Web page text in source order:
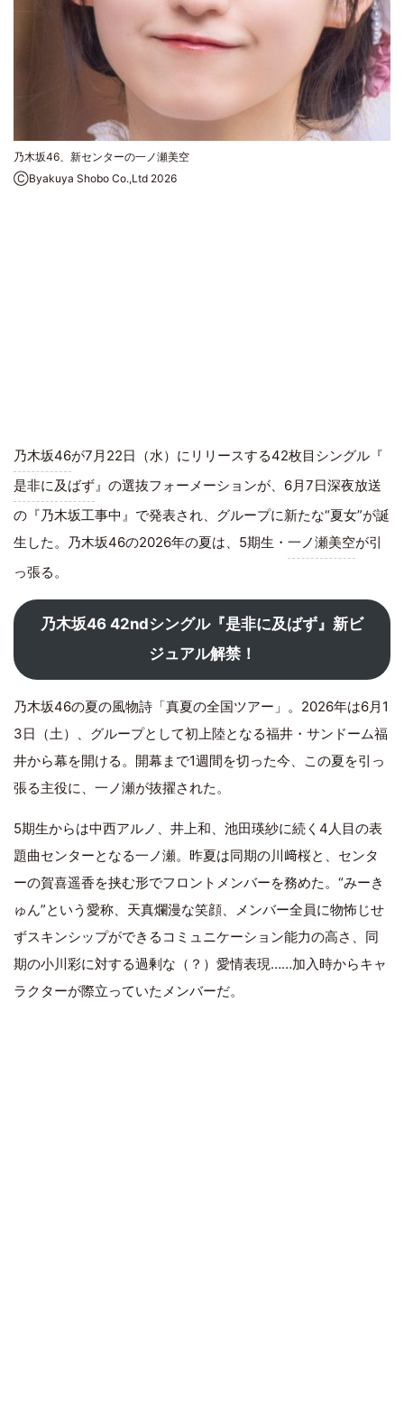
乃木坂46、新センターの一ノ瀬美空
ⒸByakuya Shobo Co.,Ltd 2026
乃木坂46が7月22日（水）にリリースする42枚目シングル『
是非に及ばず』の選抜フォーメーションが、6月7日深夜放送
の『乃木坂工事中』で発表され、グループに新たな“夏女”が誕
生した。乃木坂46の2026年の夏は、5期生・ 一ノ瀬美空が引
っ張る。
乃木坂46 42ndシングル『是非に及ばず』新ビ
ジュアル解禁！
乃木坂46の夏の風物詩「真夏の全国ツアー」。2026年は6月1
3日（土）、グループとして初上陸となる福井・サンドーム福
井から幕を開ける。開幕まで1週間を切った今、この夏を引っ
張る主役に、一ノ瀬が抜擢された。
5期生からは中西アルノ、井上和、池田瑛紗に続く4人目の表
題曲センターとなる一ノ瀬。昨夏は同期の川﨑桜と、センタ
ーの賀喜遥香を挟む形でフロントメンバーを務めた。“みーき
ゅん”という愛称、天真爛漫な笑顔、メンバー全員に物怖じせ
ずスキンシップができるコミュニケーション能力の高さ、同
期の小川彩に対する過剰な（？）愛情表現……加入時からキャ
ラクターが際立っていたメンバーだ。